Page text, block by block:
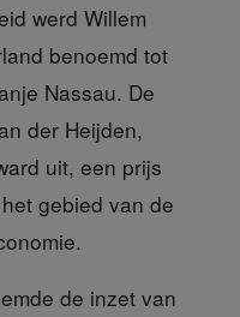
werd Willem
benoemd tot
Nassau. De
der Heijden,
uit, een prijs
gebied van de
de inzet van